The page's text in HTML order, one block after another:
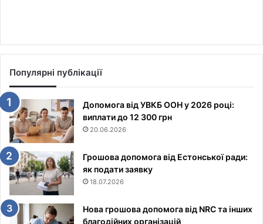
Популярні публікації
Допомога від УВКБ ООН у 2026 році:
виплати до 12 300 грн
20.06.2026
Грошова допомога від Естонської ради:
як подати заявку
18.07.2026
Нова грошова допомога від NRC та інших
благодійних організацій